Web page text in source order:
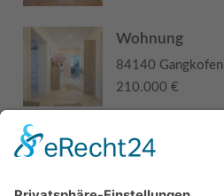
Wohnung
84140 Gangkofen
210.000 €
Haus
285.000 €